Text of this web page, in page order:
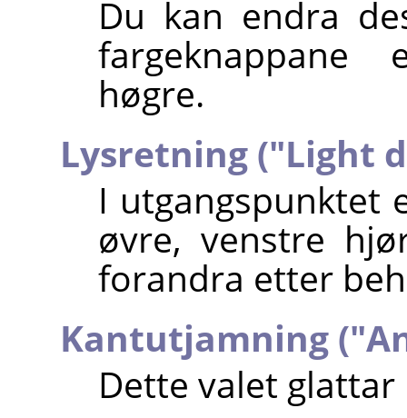
Du kan endra
fargeknappane
høgre.
Lysretning ("Light
I utgangspunktet
øvre, venstre
forandra etter
Kantutjamning
Dette valet